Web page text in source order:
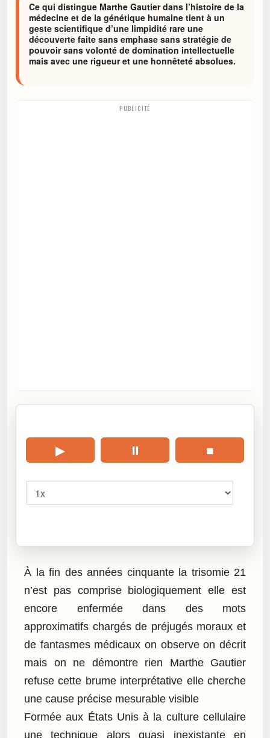
Ce qui distingue Marthe Gautier dans l’histoire de la
médecine et de la génétique humaine tient à un
geste scientifique d’une limpidité rare une
découverte faite sans emphase sans stratégie de
pouvoir sans volonté de domination intellectuelle
mais avec une rigueur et une honnêteté absolues.
PUBLICITÉ
▶ ⏸ ■
À la fin des années cinquante la trisomie 21
n’est pas comprise biologiquement elle est
encore enfermée dans des mots
approximatifs chargés de préjugés moraux et
de fantasmes médicaux on observe on décrit
mais on ne démontre rien Marthe Gautier
refuse cette brume interprétative elle cherche
une cause précise mesurable visible
Formée aux États Unis à la culture cellulaire
une technique alors quasi inexistante en